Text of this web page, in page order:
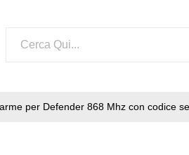
per Defender 868 Mhz con codice